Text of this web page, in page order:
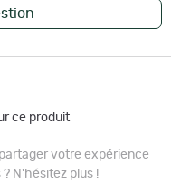
ce produit
votre expérience
N'hésitez plus !